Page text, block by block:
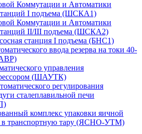
Коммутации и Автоматики
I подъема (ШСКА1)
Коммутации и Автоматики
II/III подъема (ШСКА2)
станция I подъема (БНС1)
ввода резерва на токи 40-
управления
(ШАУТК)
регулирования
сталеплавильной печи
комплекс упаковки яичной
в транспортную тару (ЯСНО-УТМ)